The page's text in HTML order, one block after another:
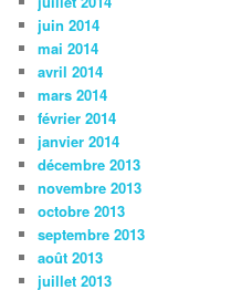
juin 2014
mai 2014
avril 2014
mars 2014
février 2014
janvier 2014
décembre 2013
novembre 2013
octobre 2013
septembre 2013
août 2013
juillet 2013